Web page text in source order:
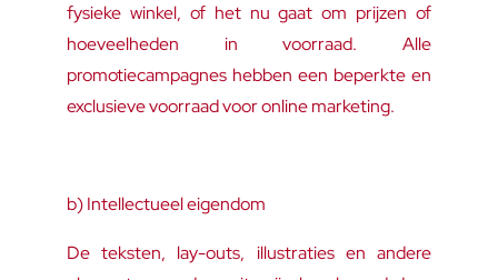
fysieke winkel, of het nu gaat om prijzen of
hoeveelheden in voorraad. Alle
promotiecampagnes hebben een beperkte en
exclusieve voorraad voor online marketing.
b) Intellectueel eigendom
De teksten, lay-outs, illustraties en andere